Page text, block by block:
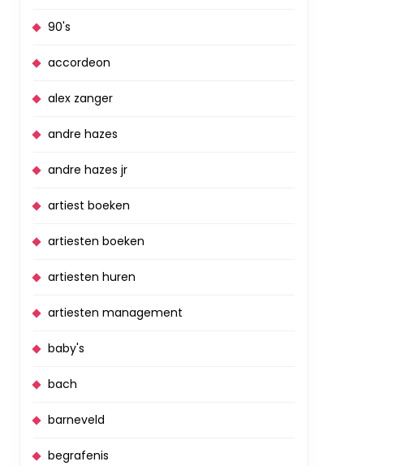
90's
accordeon
alex zanger
andre hazes
andre hazes jr
artiest boeken
artiesten boeken
artiesten huren
artiesten management
baby's
bach
barneveld
begrafenis